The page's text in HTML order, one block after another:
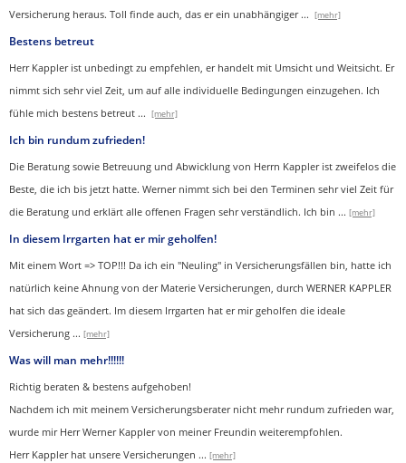
Versicherung heraus. Toll finde auch, das er ein unabhängiger ... [mehr]
Bestens betreut
Herr Kappler ist unbedingt zu empfehlen, er handelt mit Umsicht und Weitsicht. Er
nimmt sich sehr viel Zeit, um auf alle individuelle Bedingungen einzugehen. Ich
fühle mich bestens betreut ... [mehr]
Ich bin rundum zufrieden!
Die Beratung sowie Betreuung und Abwicklung von Herrn Kappler ist zweifelos die
Beste, die ich bis jetzt hatte. Werner nimmt sich bei den Terminen sehr viel Zeit für
die Beratung und erklärt alle offenen Fragen sehr verständlich. Ich bin ... [mehr]
In diesem Irrgarten hat er mir geholfen!
Mit einem Wort => TOP!!! Da ich ein "Neuling" in Versicherungsfällen bin, hatte ich
natürlich keine Ahnung von der Materie Versicherungen, durch WERNER KAPPLER
hat sich das geändert. Im diesem Irrgarten hat er mir geholfen die ideale
Versicherung ... [mehr]
Was will man mehr!!!!!!
Richtig beraten & bestens aufgehoben!
Nachdem ich mit meinem Versicherungsberater nicht mehr rundum zufrieden war,
wurde mir Herr Werner Kappler von meiner Freundin weiterempfohlen.
Herr Kappler hat unsere Versicherungen ... [mehr]